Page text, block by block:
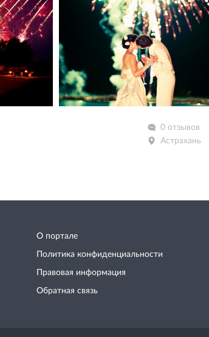
0 отзывов
Астрахань
О портале
Политика конфиденциальности
Правовая информация
Обратная связь